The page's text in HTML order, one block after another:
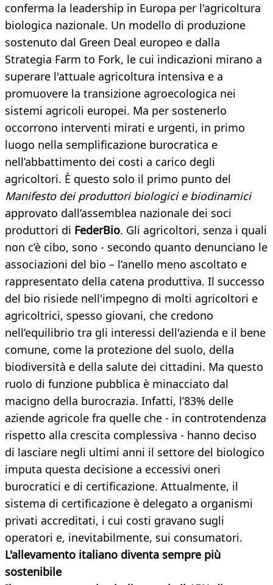
conferma la leadership in Europa per l'agricoltura
biologica nazionale. Un modello di produzione
sostenuto dal Green Deal europeo e dalla
Strategia Farm to Fork, le cui indicazioni mirano a
superare l'attuale agricoltura intensiva e a
promuovere la transizione agroecologica nei
sistemi agricoli europei. Ma per sostenerlo
occorrono interventi mirati e urgenti, in primo
luogo nella semplificazione burocratica e
nell’abbattimento dei costi a carico degli
agricoltori. È questo solo il primo punto del
Manifesto dei produttori biologici e biodinamici
approvato dall’assemblea nazionale dei soci
produttori di FederBio. Gli agricoltori, senza i quali
non c’è cibo, sono - secondo quanto denunciano le
associazioni del bio – l’anello meno ascoltato e
rappresentato della catena produttiva. Il successo
del bio risiede nell'impegno di molti agricoltori e
agricoltrici, spesso giovani, che credono
nell’equilibrio tra gli interessi dell'azienda e il bene
comune, come la protezione del suolo, della
biodiversità e della salute dei cittadini. Ma questo
ruolo di funzione pubblica è minacciato dal
macigno della burocrazia. Infatti, l’83% delle
aziende agricole fra quelle che - in controtendenza
rispetto alla crescita complessiva - hanno deciso
di lasciare negli ultimi anni il settore del biologico
imputa questa decisione a eccessivi oneri
burocratici e di certificazione. Attualmente, il
sistema di certificazione è delegato a organismi
privati accreditati, i cui costi gravano sugli
operatori e, inevitabilmente, sui consumatori.
L'allevamento italiano diventa sempre più
sostenibile